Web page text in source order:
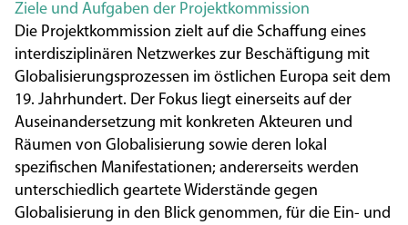
Ziele und Aufgaben der Projektkommission
Die Projektkommission zielt auf die Schaffung eines
interdisziplinären Netzwerkes zur Beschäftigung mit
Globalisierungsprozessen im östlichen Europa seit dem
19. Jahrhundert. Der Fokus liegt einerseits auf der
Auseinandersetzung mit konkreten Akteuren und
Räumen von Globalisierung sowie deren lokal
spezifischen Manifestationen; andererseits werden
unterschiedlich geartete Widerstände gegen
Globalisierung in den Blick genommen, für die Ein- und